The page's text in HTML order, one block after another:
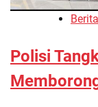
Berita
Polisi